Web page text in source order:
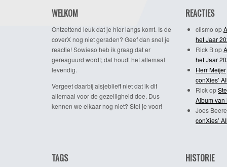
WELKOM
Ontzettend leuk dat je hier langs komt. Is de
coverX nog niet geraden? Geef dan snel je
reactie! Sowieso heb ik graag dat er
gereaguurd wordt; dat houdt het allemaal
levendig.
Vergeet daarbij alsjeblieft niet dat ik dit
allemaal voor de gezelligheid doe. Dus
kennen we elkaar nog niet? Stel je voor!
REACTIES
clismo op
het Jaar
Rick Bop
het Jaar
Herr Meijer
conXies’
Rickop
Album van
Joes
conXies’
TAGS HISTORIE